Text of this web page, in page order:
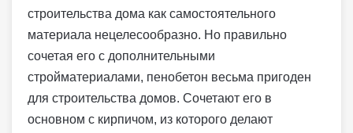
строительства дома как самостоятельного
материала нецелесообразно. Но правильно
сочетая его с дополнительными
стройматериалами, пенобетон весьма пригоден
для строительства домов. Сочетают его в
основном с кирпичом, из которого делают